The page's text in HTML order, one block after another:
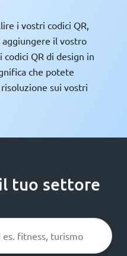
i vostri codici QR,
aggiungere il vostro
QR di design in
che potete
sui vostri
tuo settore